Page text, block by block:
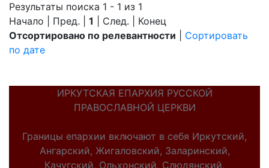
Результаты поиска 1 - 1 из 1
Начало | Пред. | 1 | След. | Конец
Отсортировано по релевантности
Сортировать
по дате
ИРКУТСКАЯ ЕПАРХИЯ РУССКОЙ
ПРАВОСЛАВНОЙ ЦЕРКВИ
Границы епархии включают в себя Иркутский,
Ангарский, Жигаловский, Заларинский,
Качугский, Ольхонский, Слюдянский,